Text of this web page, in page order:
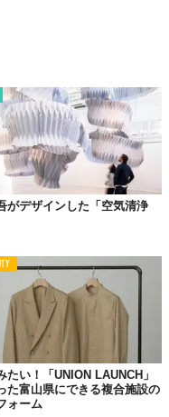
がデザインした「空気清浄
たい！「UNION LAUNCH」
た富山県にできる複合施設の
ォーム